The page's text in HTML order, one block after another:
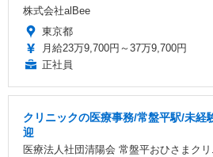
株式会社alBee
東京都
月給23万9,700円～37万9,700円
正社員
クリニックの医療事務/常盤平駅/未経
迎
医療法人社団清陽会 常盤平おひさまクリ